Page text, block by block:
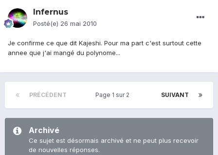
Infernus
Posté(e) 26 mai 2010
Je confirme ce que dit Kajeshi. Pour ma part c'est surtout cette
annee que j'ai mangé du polynome...
PRÉCÉDENT SUIVANT
Page 1 sur 2
Archivé
Ce sujet est désormais archivé et ne peut plus recevoir
de nouvelles réponses.